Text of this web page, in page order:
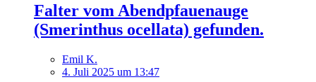
Falter vom Abendpfauenauge
(Smerinthus ocellata) gefunden.
Emil K.
4. Juli 2025 um 13:47